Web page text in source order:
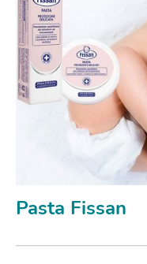
Pasta Fissan